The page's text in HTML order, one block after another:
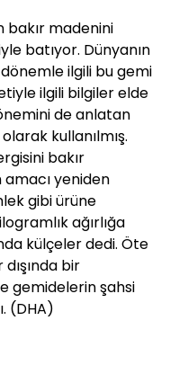
bakır madenini
batıyor. Dünyanın
ilgili bu gemi
ilgili bilgiler elde
de anlatan
kullanılmış.
bakır
amacı yeniden
gibi ürüne
ağırlığa
külçeler dedi. Öte
bir
gemidelerin şahsi
(DHA)